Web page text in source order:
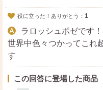
役に立った！ありがとう： 1
ラロッシュポゼです！
世界中色々つかってこれ
す
この回答に登場した商品